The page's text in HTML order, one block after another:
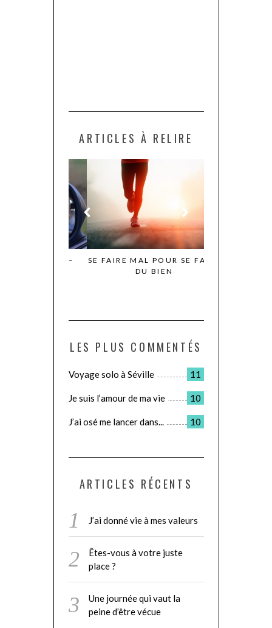
ARTICLES À RELIRE
SE FAIRE MAL POUR SE FAIRE
DU BIEN
LES PLUS COMMENTÉS
11
Voyage solo à Séville
10
Je suis l’amour de ma vie
10
J’ai osé me lancer dans...
ARTICLES RÉCENTS
J’ai donné vie à mes valeurs
Êtes-vous à votre juste
place ?
Une journée qui vaut la
peine d’être vécue